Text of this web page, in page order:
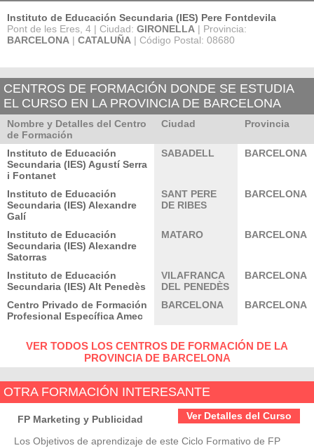
Instituto de Educación Secundaria (IES) Pere Fontdevila
Pont de les Eres, 4 | Ciudad: GIRONELLA | Provincia:
BARCELONA | CATALUÑA | Código Postal: 08680
CENTROS DE FORMACIÓN DONDE SE ESTUDIA
EL CURSO EN LA PROVINCIA DE BARCELONA
Nombre y Detalles del Centro
de Formación
Ciudad Provincia
Instituto de Educación
Secundaria (IES) Agustí Serra
i Fontanet
SABADELL BARCELONA
Instituto de Educación
Secundaria (IES) Alexandre
Galí
SANT PERE
DE RIBES
BARCELONA
Instituto de Educación
Secundaria (IES) Alexandre
Satorras
MATARO BARCELONA
Instituto de Educación
Secundaria (IES) Alt Penedès
VILAFRANCA
DEL PENEDÈS
BARCELONA
Centro Privado de Formación
Profesional Específica Amec
BARCELONA BARCELONA
VER TODOS LOS CENTROS DE FORMACIÓN DE LA
PROVINCIA DE BARCELONA
OTRA FORMACIÓN INTERESANTE
Ver Detalles del Curso
FP Marketing y Publicidad
Los Objetivos de aprendizaje de este Ciclo Formativo de FP